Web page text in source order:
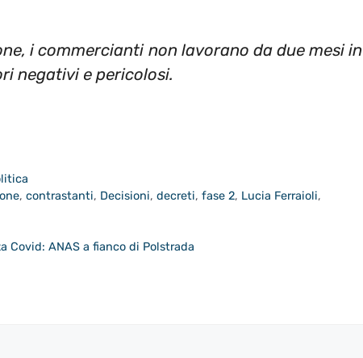
i commercianti non lavorano da due mesi in
negativi e pericolosi.
,contrastanti, Decisioni,decreti,fase 2, Lucia Ferraioli,
Covid: ANAS a fianco di Polstrada